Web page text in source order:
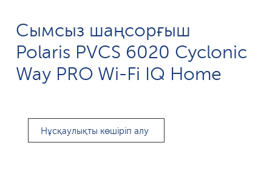
Сымсыз шаңсорғыш
Polaris PVCS 6020 Cyclonic
Way PRO Wi-Fi IQ Home
Нұсқаулықты көшіріп алу